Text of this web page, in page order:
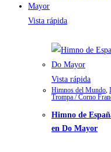
Vista rápida
Vista rápida
Himnos del Mundo,
Trompa / Corno
Himno de
en Do Mayor